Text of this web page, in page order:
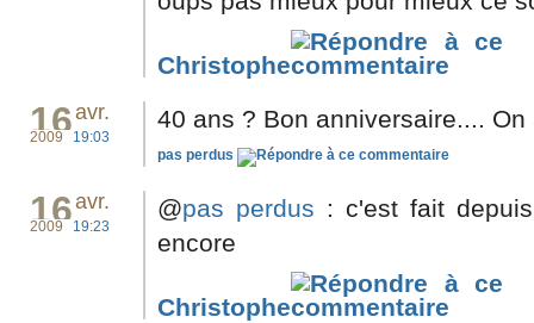
Christophe
16avr.
2009 19:03
40 ans ? Bon anniversaire....
pas perdus
16avr.
2009 19:23
@pas perdus : c'est fait
encore
Christophe